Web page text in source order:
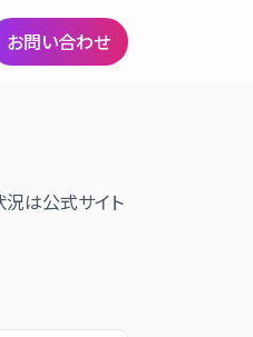
お問い合わせ
況は公式サイト